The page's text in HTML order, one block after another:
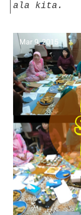
ala kita.